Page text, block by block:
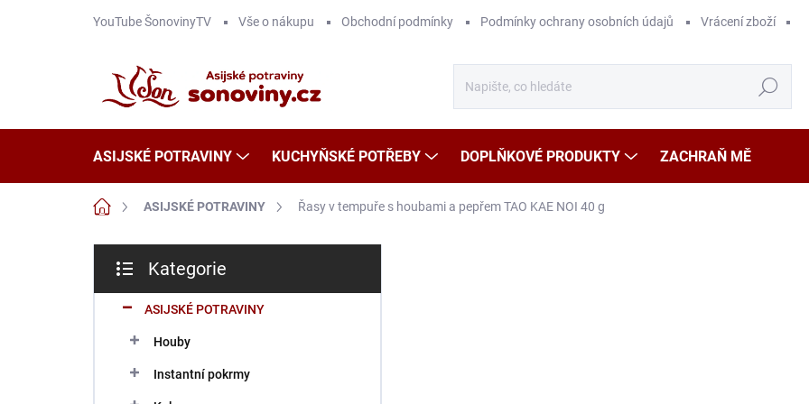
YouTube ŠonovinyTV Vše o nákupu Obchodní podmínky Podmínky ochrany osobních údajů Vrácení zboží
Hledat
ASIJSKÉ POTRAVINY KUCHYŇSKÉ POTŘEBY DOPLŇKOVÉ PRODUKTY ZACHRAŇ MĚ
Domů ASIJSKÉ POTRAVINY Řasy v tempuře s houbami a pepřem TAO KAE NOI 40 g
s
kategorie
Kategorie
ASIJSKÉ POTRAVINY
Houby
Instantní pokrmy